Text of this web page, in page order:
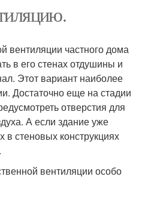
вентиляции частного дома
в его стенах отдушины и
Этот вариант наиболее
Достаточно еще на стадии
отверстия для
А если здание уже
в стеновых конструкциях
вентиляции особо